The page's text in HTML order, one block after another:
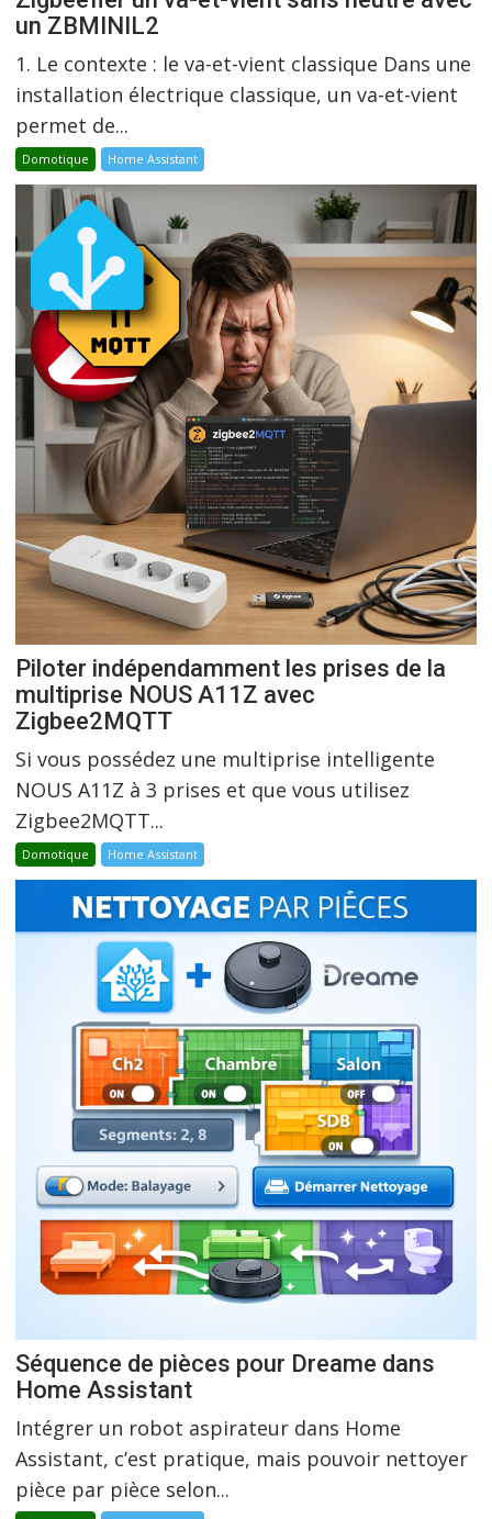
un ZBMINIL2
1. Le contexte : le va-et-vient classique Dans une
installation électrique classique, un va-et-vient
permet de...
Domotique Home Assistant
Piloter indépendamment les prises de la
multiprise NOUS A11Z avec
Zigbee2MQTT
Si vous possédez une multiprise intelligente
NOUS A11Z à 3 prises et que vous utilisez
Zigbee2MQTT...
Domotique Home Assistant
Séquence de pièces pour Dreame dans
Home Assistant
Intégrer un robot aspirateur dans Home
Assistant, c’est pratique, mais pouvoir nettoyer
pièce par pièce selon...